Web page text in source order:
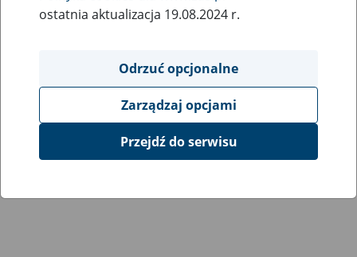
ostatnia aktualizacja 19.08.2024 r.
Odrzuć opcjonalne
Zarządzaj opcjami
Przejdź do serwisu